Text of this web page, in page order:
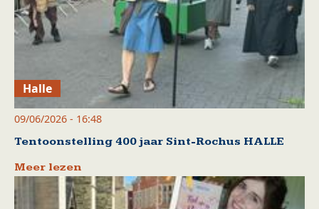
Halle
09/06/2026 - 16:48
Tentoonstelling 400 jaar Sint-Rochus HALLE
Meer lezen